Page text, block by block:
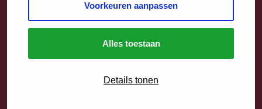
Voorkeuren aanpassen
Alles toestaan
Details tonen